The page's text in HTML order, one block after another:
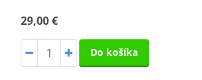
29,00 €
Do košíka